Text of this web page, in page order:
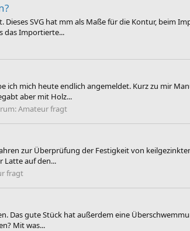
SVG hat mm als Maße für die Kontur, beim
das Importierte...
mich heute endlich angemeldet. Kurz zu mir
aber mit Holz...
Amateur fragt
zur Überprüfung der Festigkeit von
Latte auf den...
fragt
Das gute Stück hat außerdem eine
Mit was...